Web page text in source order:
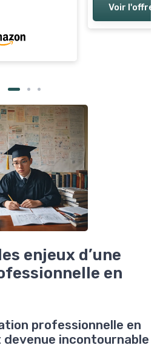
Voir l'offre
enjeux d’une
en
professionnelle en
incontournable